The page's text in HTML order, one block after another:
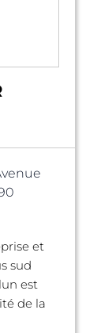
et
sud
est
de la